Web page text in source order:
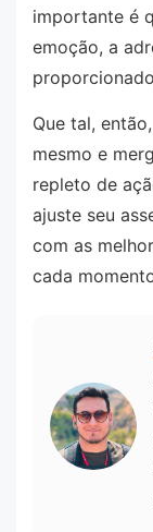
importante é
emoção, a
Que tal,
mesmo e
repleto de
ajuste seu
com as
cada